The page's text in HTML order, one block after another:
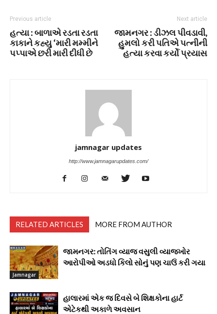
Previous article
હત્યા : બાળાએ રડતા રડતા
કાકાને કહ્યુ ‘મારી મમ્મીને
પપ્પાએ છરી મારી દીધી છે
Next article
જામનગર : ડીઝલ પીવડાવી,
હુમલો કરી પતિએ પત્નીની
હત્યા કરવા કર્યો પ્રયાસ
jamnagar updates
http://www.jamnagarupdates.com/
RELATED ARTICLES MORE FROM AUTHOR
Jamnagar
જામનગર: તોતિંગ વ્યાજ વસુલી વ્યાજખોર
આરોપીઓ અડધો કિલો સોનું પણ ચાઉં કરી ગયા
હાલારમાં એક જ દિવસે બે શિક્ષકોના હાર્ટ
એટેકથી અકાળે અવસાન